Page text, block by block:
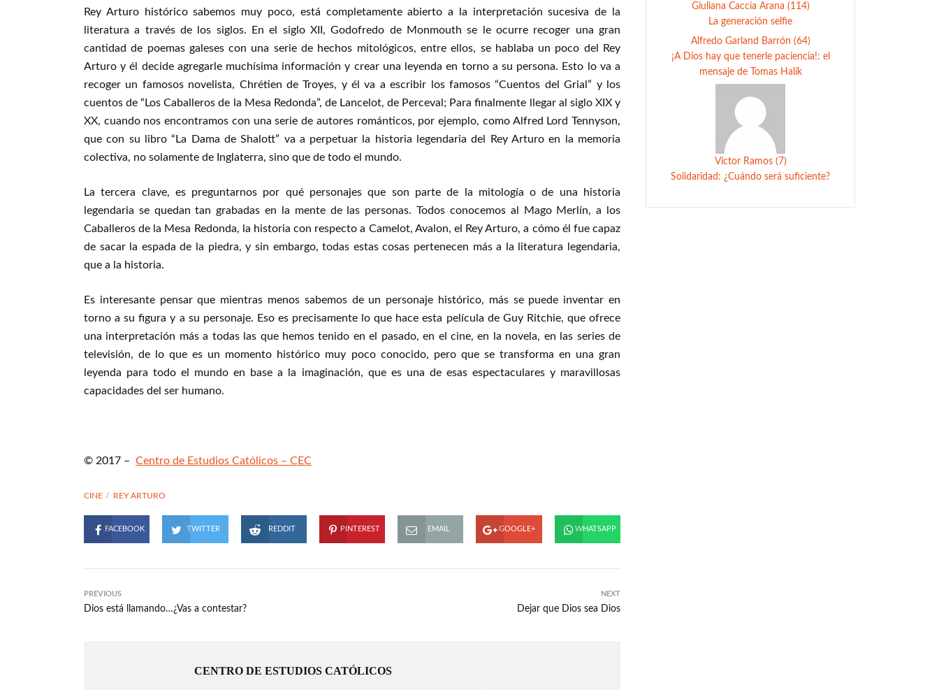
Rey Arturo histórico sabemos muy poco, está completamente abierto a la interpretación sucesiva de la
literatura a través de los siglos. En el siglo XII, Godofredo de Monmouth se le ocurre recoger una gran
cantidad de poemas galeses con una serie de hechos mitológicos, entre ellos, se hablaba un poco del Rey
Arturo y él decide agregarle muchísima información y crear una leyenda en torno a su persona. Esto lo va a
recoger un famosos novelista, Chrétien de Troyes, y él va a escribir los famosos “Cuentos del Grial” y los
cuentos de “Los Caballeros de la Mesa Redonda”, de Lancelot, de Perceval; Para finalmente llegar al siglo XIX y
XX, cuando nos encontramos con una serie de autores románticos, por ejemplo, como Alfred Lord Tennyson,
que con su libro “La Dama de Shalott” va a perpetuar la historia legendaria del Rey Arturo en la memoria
colectiva, no solamente de Inglaterra, sino que de todo el mundo.
La tercera clave, es preguntarnos por qué personajes que son parte de la mitología o de una historia
legendaria se quedan tan grabadas en la mente de las personas. Todos conocemos al Mago Merlín, a los
Caballeros de la Mesa Redonda, la historia con respecto a Camelot, Avalon, el Rey Arturo, a cómo él fue capaz
de sacar la espada de la piedra, y sin embargo, todas estas cosas pertenecen más a la literatura legendaria,
que a la historia.
Es interesante pensar que mientras menos sabemos de un personaje histórico, más se puede inventar en
torno a su figura y a su personaje. Eso es precisamente lo que hace esta película de Guy Ritchie, que ofrece
una interpretación más a todas las que hemos tenido en el pasado, en el cine, en la novela, en las series de
televisión, de lo que es un momento histórico muy poco conocido, pero que se transforma en una gran
leyenda para todo el mundo en base a la imaginación, que es una de esas espectaculares y maravillosas
capacidades del ser humano.
© 2017 – Centro de Estudios Católicos – CEC
CINE REY ARTURO
FACEBOOK TWITTER REDDIT PINTEREST EMAIL GOOGLE+ WHATSAPP
PREVIOUS
Dios está llamando…¿Vas a contestar?
NEXT
Dejar que Dios sea Dios
CENTRO DE ESTUDIOS CATÓLICOS
Giuliana Caccia Arana (114)
La generación selfie
Alfredo Garland Barrón (64)
¡A Dios hay que tenerle paciencia!: el
mensaje de Tomas Halík
Víctor Ramos (7)
Solidaridad: ¿Cuándo será suficiente?